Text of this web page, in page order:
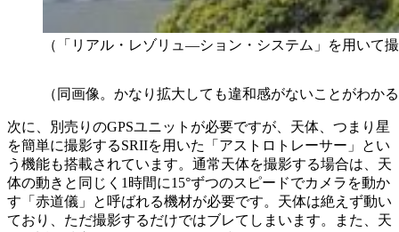
（「リアル・レゾリュ—ション・システム」を用いて
（同画像。かなり拡大しても違和感がないことがわか
次に、別売りのGPSユニットが必要ですが、天体、つまり星
を簡単に撮影するSRIIを用いた「アストロトレーサー」とい
う機能も搭載されています。通常天体を撮影する場合は、天
体の動きと同じく1時間に15°ずつのスピードでカメラを動か
す「赤道儀」と呼ばれる機材が必要です。天体は絶えず動い
ており、ただ撮影するだけではブレてしまいます。また、天